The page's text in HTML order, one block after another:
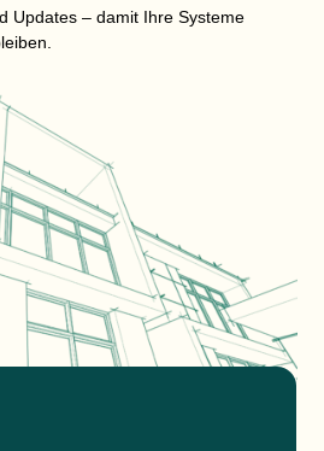
Updates – damit Ihre Systeme